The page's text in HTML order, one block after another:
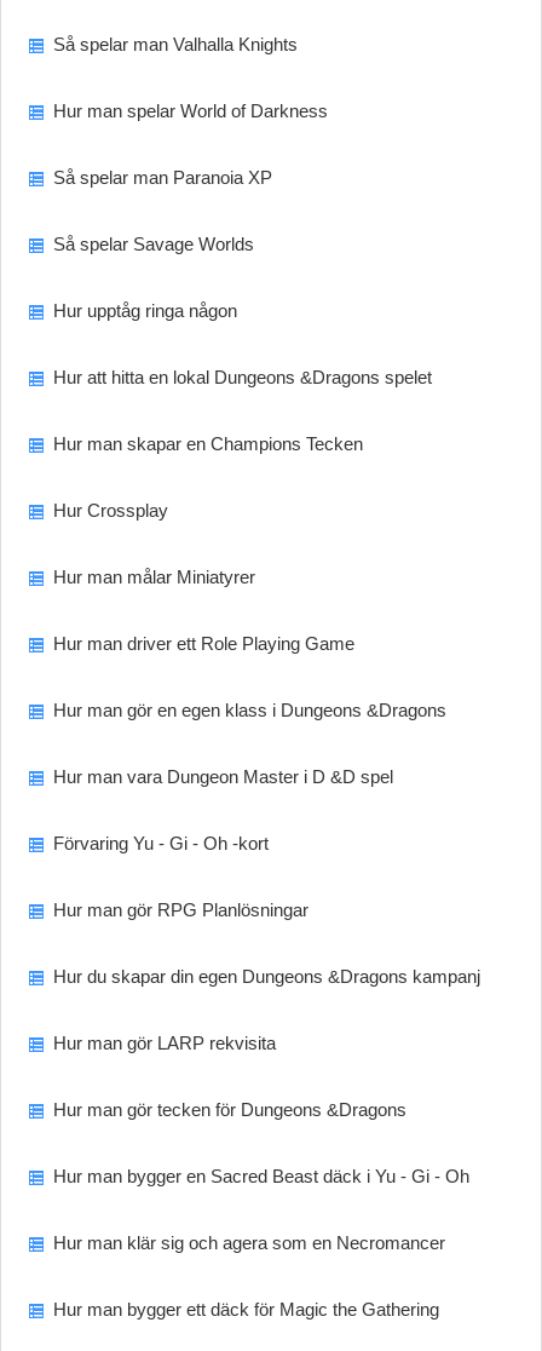
Så spelar man Valhalla Knights
Hur man spelar World of Darkness
Så spelar man Paranoia XP
Så spelar Savage Worlds
Hur upptåg ringa någon
Hur att hitta en lokal Dungeons &Dragons spelet
Hur man skapar en Champions Tecken
Hur Crossplay
Hur man målar Miniatyrer
Hur man driver ett Role Playing Game
Hur man gör en egen klass i Dungeons &Dragons
Hur man vara Dungeon Master i D &D spel
Förvaring Yu - Gi - Oh -kort
Hur man gör RPG Planlösningar
Hur du skapar din egen Dungeons &Dragons kampanj
Hur man gör LARP rekvisita
Hur man gör tecken för Dungeons &Dragons
Hur man bygger en Sacred Beast däck i Yu - Gi - Oh
Hur man klär sig och agera som en Necromancer
Hur man bygger ett däck för Magic the Gathering